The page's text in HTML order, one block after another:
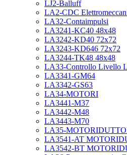
LJ2-Balluff
LA2-CDC
LA32-Contaimpulsi
LA3241-KC40 48x48
LA3242-KD40 72x72
LA3243-KD646 72x72
LA3244-TK48 48x48
LA33-Controllo Livello
LA3341-GM64
LA3342-GS63
LA34-MOTORI
LA3441-M37
LA3442-M48
LA3443-M70
LA35-
LA3541-AT
LA3542-BT